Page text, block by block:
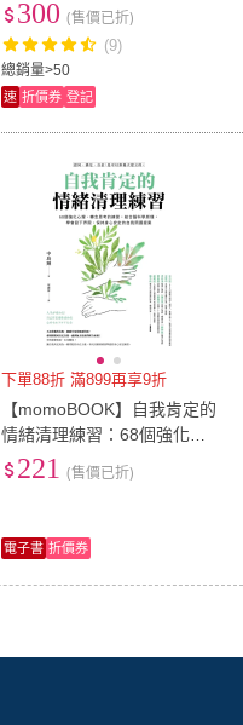
總銷量>50
300 (售價已折)
(9)
速 折價券 登記
下單88折 滿899再享9折
【momoBOOK】自我肯定的
情緒清理練習：68個強化心
理、轉念思考的練習 結合腦
科學原理 學會設(電子書)
221 (售價已折)
電子書 折價券